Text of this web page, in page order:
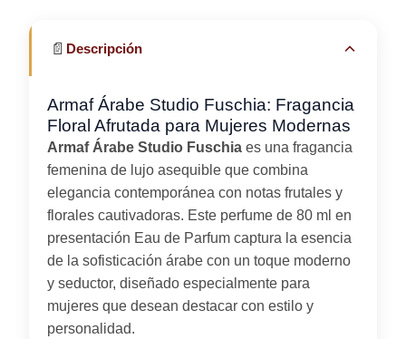
📄 Descripción
Armaf Árabe Studio Fuschia: Fragancia
Floral Afrutada para Mujeres Modernas
Armaf Árabe Studio Fuschia es una fragancia
femenina de lujo asequible que combina
elegancia contemporánea con notas frutales y
florales cautivadoras. Este perfume de 80 ml en
presentación Eau de Parfum captura la esencia
de la sofisticación árabe con un toque moderno
y seductor, diseñado especialmente para
mujeres que desean destacar con estilo y
personalidad.